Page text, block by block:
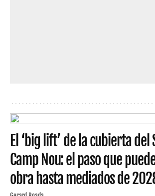
El ‘big lift’ de la cubierta
Camp Nou: el paso que
obra hasta mediados de